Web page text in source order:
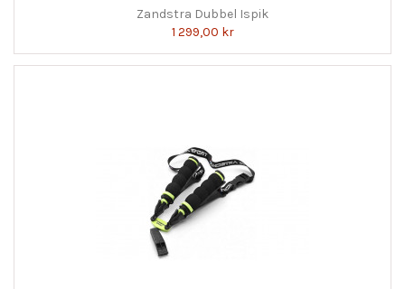
Zandstra Dubbel Ispik
1 299,00 kr